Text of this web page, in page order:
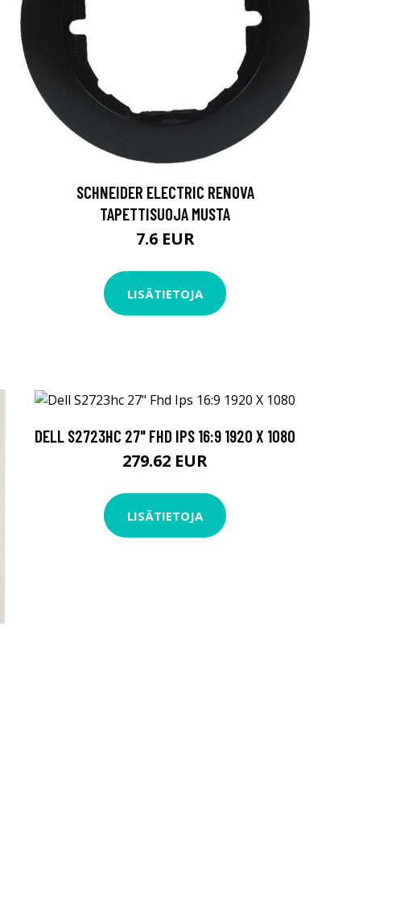
SCHNEIDER ELECTRIC RENOVA
TAPETTISUOJA MUSTA
7.6 EUR
LISÄTIETOJA
DELL S2723HC 27" FHD IPS 16:9 1920 X 1080
279.62 EUR
LISÄTIETOJA